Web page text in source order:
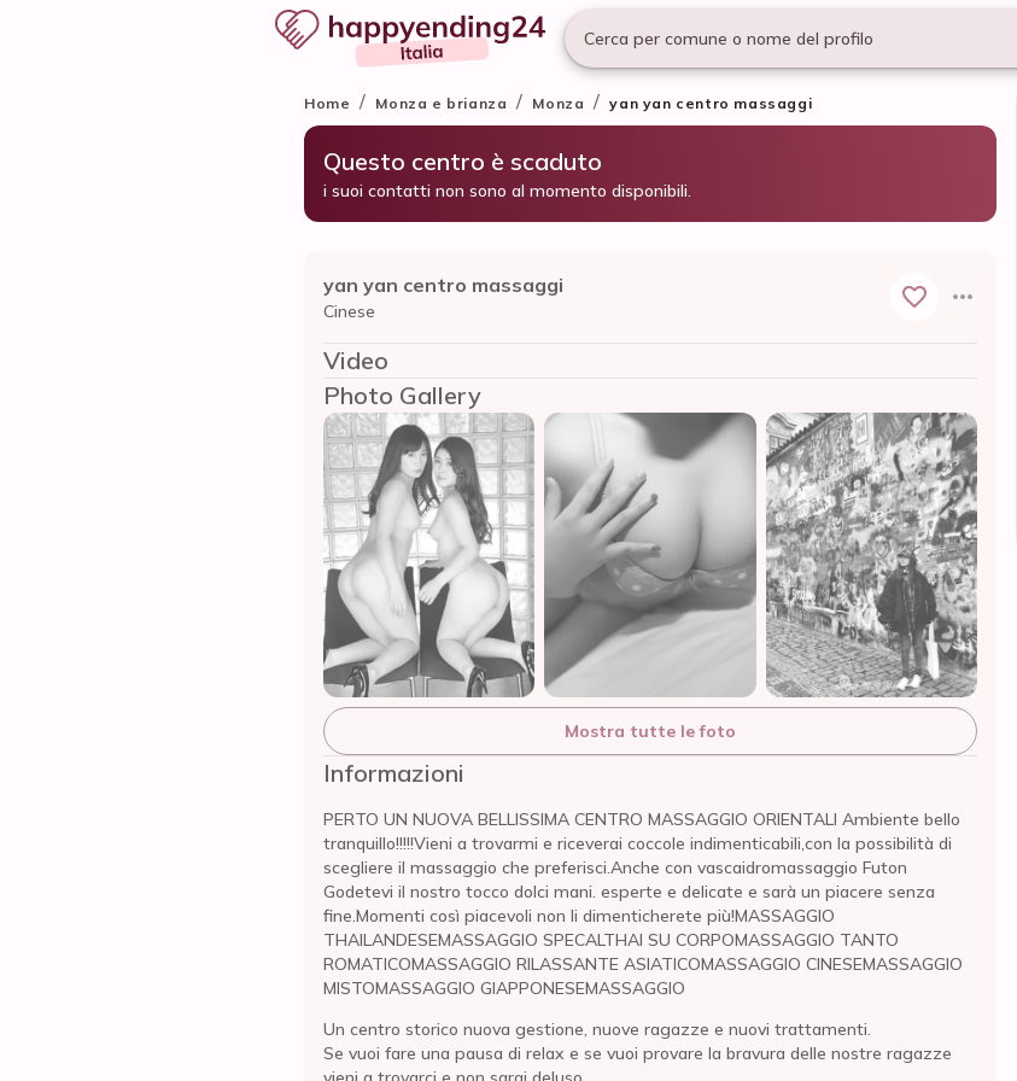
Cerca per comune o nome del profilo
Home / Monza e brianza / Monza / yan yan centro massaggi
Questo centro è scaduto
i suoi contatti non sono al momento disponibili.
yan yan centro massaggi
Cinese
Video
Photo Gallery
Mostra tutte le foto
Informazioni
PERTO UN NUOVA BELLISSIMA CENTRO MASSAGGIO ORIENTALI Ambiente bello
tranquillo!!!!!Vieni a trovarmi e riceverai coccole indimenticabili,con la possibilità di
scegliere il massaggio che preferisci.Anche con vascaidromassaggio Futon
Godetevi il nostro tocco dolci mani. esperte e delicate e sarà un piacere senza
fine.Momenti così piacevoli non li dimenticherete più!MASSAGGIO
THAILANDESEMASSAGGIO SPECALTHAI SU CORPOMASSAGGIO TANTO
ROMATICOMASSAGGIO RILASSANTE ASIATICOMASSAGGIO CINESEMASSAGGIO
MISTOMASSAGGIO GIAPPONESEMASSAGGIO
Un centro storico nuova gestione, nuove ragazze e nuovi trattamenti.
Se vuoi fare una pausa di relax e se vuoi provare la bravura delle nostre ragazze